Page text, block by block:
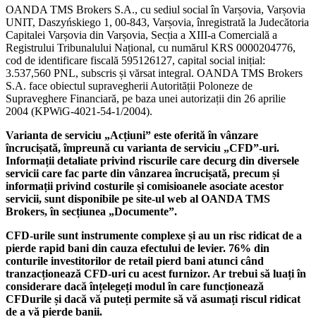
OANDA TMS Brokers S.A., cu sediul social în Varșovia, Varșovia
UNIT, Daszyńskiego 1, 00-843, Varșovia, înregistrată la Judecătoria
Capitalei Varșovia din Varșovia, Secția a XIII-a Comercială a
Registrului Tribunalului Național, cu numărul KRS 0000204776,
cod de identificare fiscală 595126127, capital social inițial:
3.537,560 PNL, subscris și vărsat integral. OANDA TMS Brokers
S.A. face obiectul supravegherii Autorității Poloneze de
Supraveghere Financiară, pe baza unei autorizații din 26 aprilie
2004 (KPWiG-4021-54-1/2004).
Varianta de serviciu „Acțiuni” este oferită în vânzare
încrucișată, împreună cu varianta de serviciu „CFD”-uri.
Informații detaliate privind riscurile care decurg din diversele
servicii care fac parte din vânzarea încrucișată, precum și
informații privind costurile și comisioanele asociate acestor
servicii, sunt disponibile pe site-ul web al OANDA TMS
Brokers, în secțiunea „Documente”.
CFD-urile sunt instrumente complexe și au un risc ridicat de a
pierde rapid bani din cauza efectului de levier. 76% din
conturile investitorilor de retail pierd bani atunci când
tranzacționează CFD-uri cu acest furnizor. Ar trebui să luați în
considerare dacă înțelegeți modul în care funcționează
CFDurile și dacă vă puteți permite să vă asumați riscul ridicat
de a vă pierde banii.